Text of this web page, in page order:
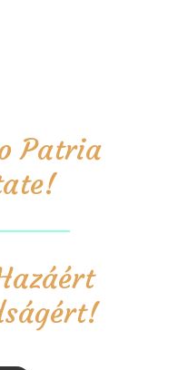
Patria